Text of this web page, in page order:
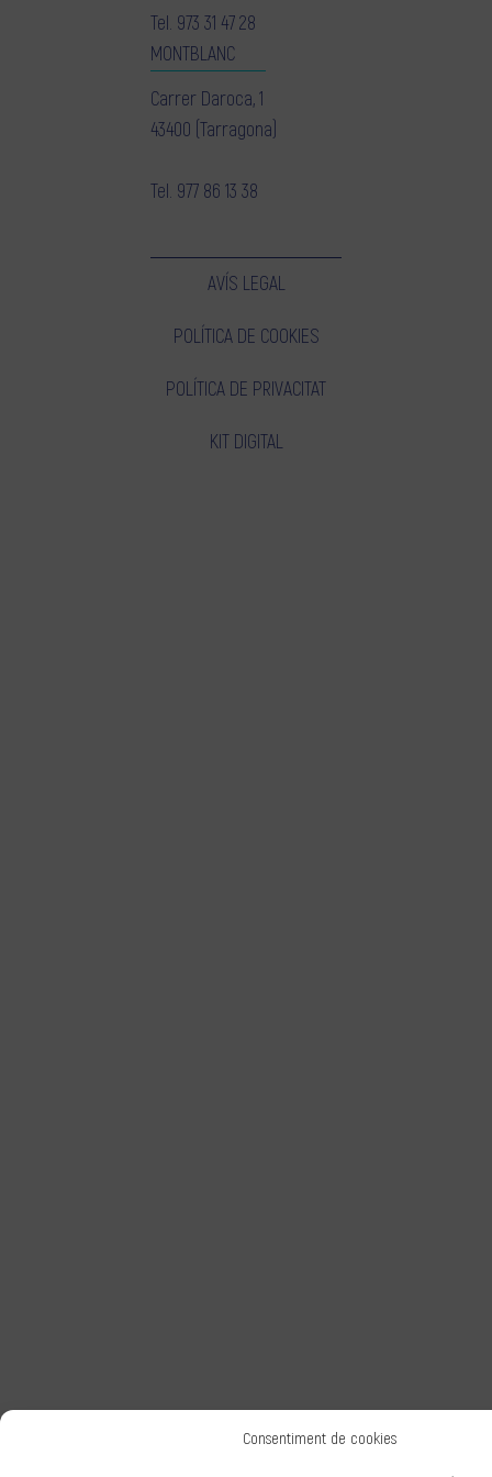
Consentiment de cookies
Tel. 973 31 47 28
MONTBLANC
Carrer Daroca, 1
43400 (Tarragona)
Tel. 977 86 13 38
AVÍS LEGAL
POLÍTICA DE COOKIES
POLÍTICA DE PRIVACITAT
KIT DIGITAL